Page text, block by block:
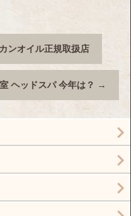
ンオイル正規取扱店
ヘッドスパ 今年は？ →